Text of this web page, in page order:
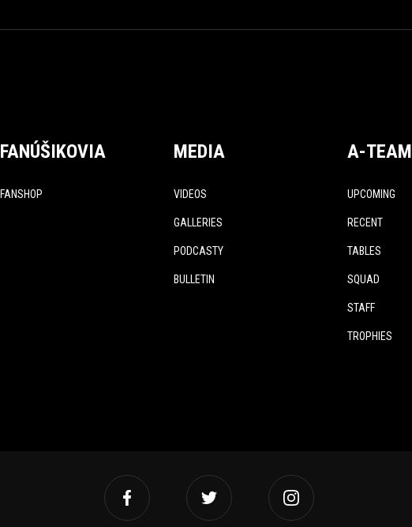
FANÚŠIKOVIA
FANSHOP
MEDIA
VIDEOS
GALLERIES
PODCASTY
BULLETIN
A-TEAM
UPCOMING
RECENT
TABLES
SQUAD
STAFF
TROPHIES